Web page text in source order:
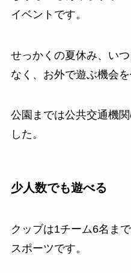
イベントです。
せっかくの夏休み、い
なく、お外で遊ぶ機会を
公園までは公共交通機
した。
少人数でも遊べる
クッブは1チーム6名ま
スポーツです。